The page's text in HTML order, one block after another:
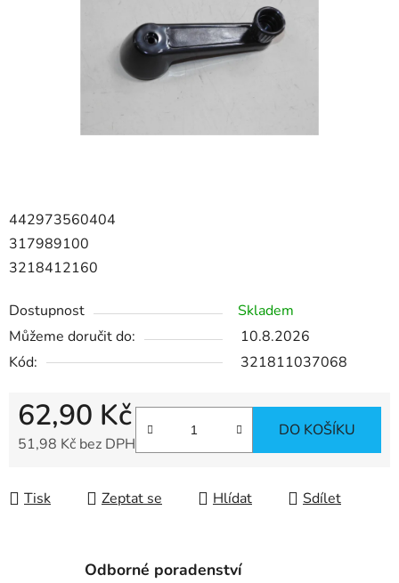
442973560404
317989100
3218412160
Dostupnost
Skladem
Můžeme doručit do:
10.8.2026
Kód:
321811037068
62,90 Kč
51,98 Kč bez DPH
DO KOŠÍKU
Tisk Zeptat se Hlídat Sdílet
Odborné poradenství